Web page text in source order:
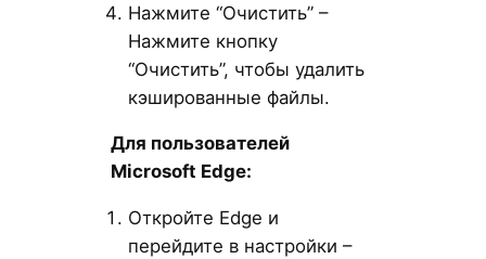
Нажмите “Очистить” –
Нажмите кнопку
“Очистить”, чтобы удалить
кэшированные файлы.
Для пользователей
Microsoft Edge:
Откройте Edge и
перейдите в настройки –